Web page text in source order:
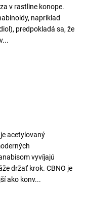
v rastline konope.
napríklad
predpokladá sa, že
acetylovaný
vyvíjajú
držať krok. CBNO je
ako konv...